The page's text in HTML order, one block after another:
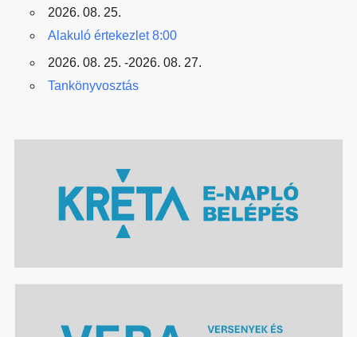
2026. 08. 25.
Alakuló értekezlet 8:00
2026. 08. 25. -2026. 08. 27.
Tankönyvosztás